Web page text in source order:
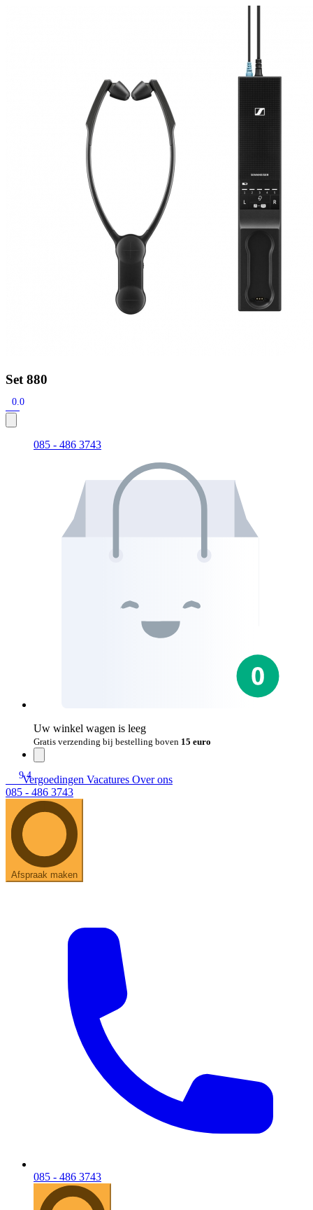
Signia Silk IXWidex
Audio Service R LI 7
HoortoestelbatterijenWidex filtersFilters
Onderhoudsartikelen
Signia Active Mini IX - Oplaadbaar
Set 880
0.0
085 - 486 3743
Uw winkel wagen is leeg
Gratis verzending bij bestelling boven 15 euro
9.4
Vergoedingen Vacatures Over ons
085 - 486 3743
Afspraak maken
085 - 486 3743